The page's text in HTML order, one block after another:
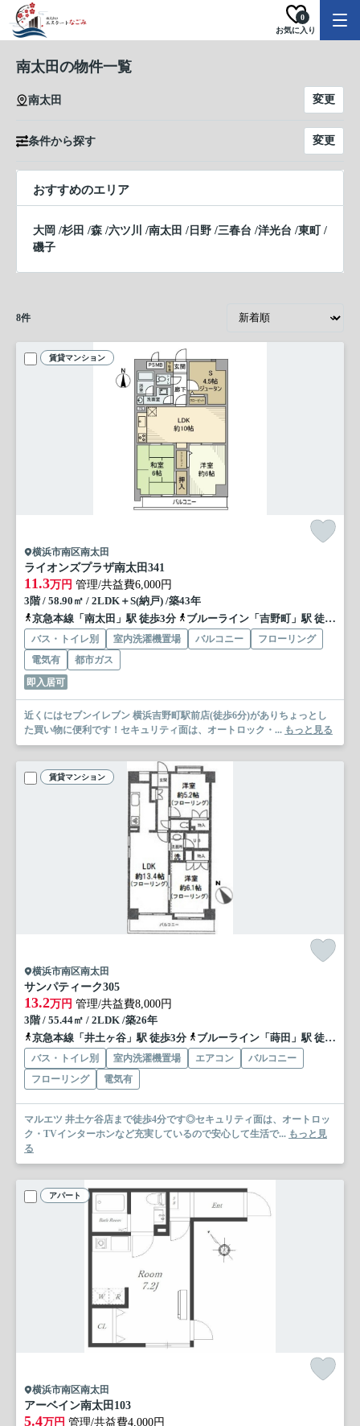
お気に入り
0
南太田の物件一覧
南太田 変更
条件から探す 変更
おすすめのエリア
大岡 /杉田 /森 /六ツ川 /南太田 / 日野 /三春台 /洋光台 /東町
/
磯子
8件
賃貸マンション
横浜市南区南太田
ライオンズプラザ南太田 341
11.3万円 管理/共益費6,000円
3階 / 58.90㎡ / 2LDK＋S(納戸) /築43年
京急本線「南太田」駅 徒歩3分
ブルーライン「吉野町」駅 徒歩7分
バス・トイレ別 室内洗濯機置場 バルコニー
フローリング
電気有
都市ガス
即入居可
近くにはセブンイレブン 横浜吉野町駅前店(徒歩6分)がありちょっとし
た買い物に便利です！セキュリティ面は、オートロック・... もっと見る
賃貸マンション
横浜市南区南太田
サンパティーク305
13.2万円 管理/共益費8,000円
3階 / 55.44㎡ / 2LDK /築26年
京急本線「井土ヶ谷」駅 徒歩3分
ブルーライン「蒔田」駅 徒歩15分
バス・トイレ別 室内洗濯機置場 エアコン
バルコニー
フローリング
電気有
マルエツ 井土ケ谷店まで徒歩4分です◎セキュリティ面は、オートロッ
ク・TVインターホンなど充実しているので安心して生活で... もっと見
る
アパート
横浜市南区南太田
アーベイン南太田 103
5.4万円 管理/共益費4,000円